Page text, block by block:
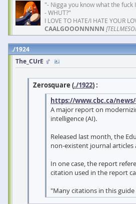
"- Nigga you know what the
- WHUT?"
I LOVE TO HATE/I HATE YOUR
CAALGOOONNNNN
1924
The_CUrE
Zerosquare (./1922) :
https://www.cbc.ca/
A major report on
intelligence (AI).
Released last month, the
non-existent journal articles
In one case, the report
citation used in the report
"Many citations in this